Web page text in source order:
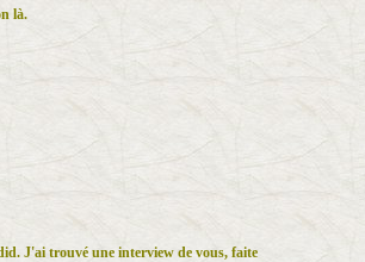
là.
J'ai trouvé une interview de vous, faite